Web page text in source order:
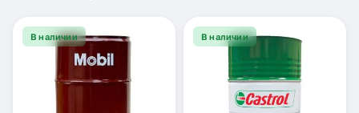
В наличии В наличии